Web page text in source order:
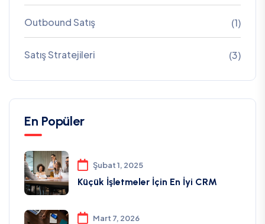
Outbound Satış (1)
Satış Stratejileri (3)
En Popüler
Şubat 1, 2025
Küçük İşletmeler İçin En İyi CRM
Mart 7, 2026